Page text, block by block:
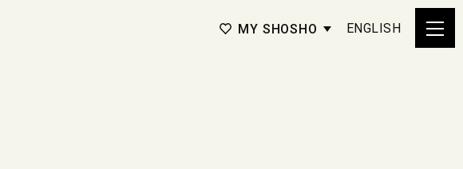
MY SHOSHO ENGLISH